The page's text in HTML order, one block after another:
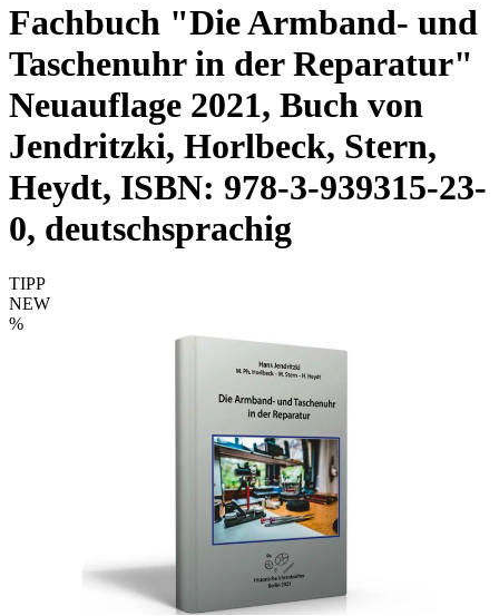
Fachbuch "Die Armband- und
Taschenuhr in der Reparatur"
Neuauflage 2021, Buch von
Jendritzki, Horlbeck, Stern,
Heydt, ISBN: 978-3-939315-23-
0, deutschsprachig
TIPP
NEW
%